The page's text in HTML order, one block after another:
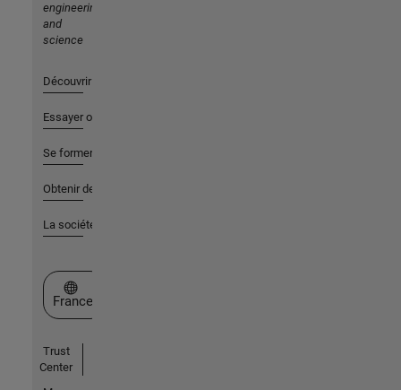
engineering
and
science
Découvrir les produits
Essayer ou acheter
Se former
Obtenir de l'aide
La société
Sélectionner un site web
France
Trust
Center